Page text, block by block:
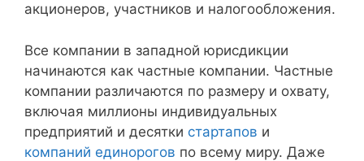
акционеров, участников и налогообложения.
Все компании в западной юрисдикции
начинаются как частные компании. Частные
компании различаются по размеру и охвату,
включая миллионы индивидуальных
предприятий и десятки стартапов и
компаний единорогов по всему миру. Даже